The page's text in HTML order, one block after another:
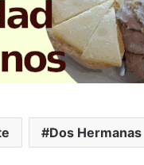
Dos Hermanas